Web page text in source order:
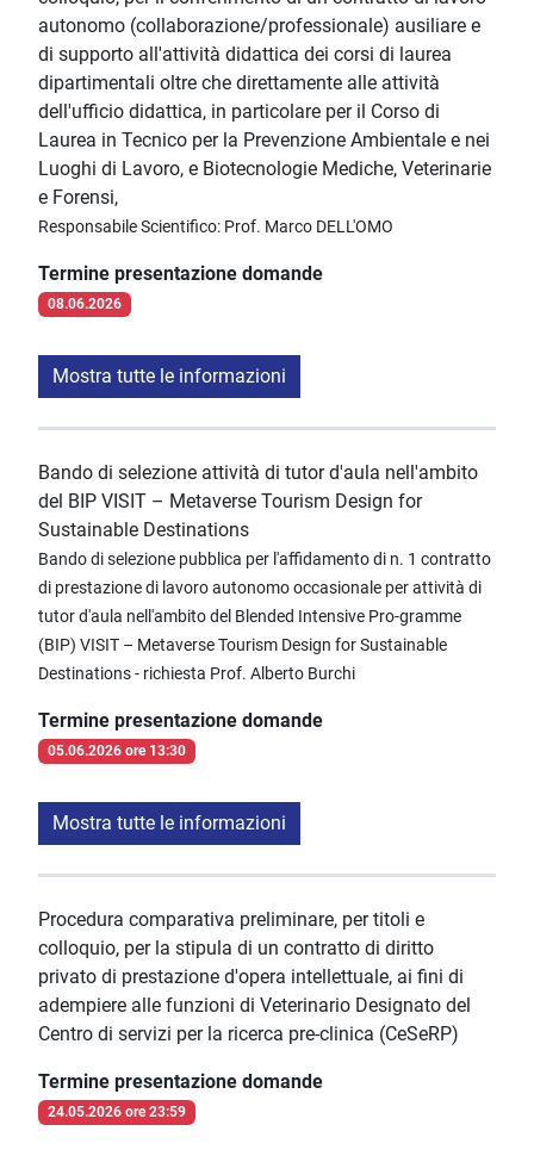
autonomo (collaborazione/professionale) ausiliare e
di supporto all'attività didattica dei corsi di laurea
dipartimentali oltre che direttamente alle attività
dell'ufficio didattica, in particolare per il Corso di
Laurea in Tecnico per la Prevenzione Ambientale e nei
Luoghi di Lavoro, e Biotecnologie Mediche, Veterinarie
e Forensi,
Responsabile Scientifico: Prof. Marco DELL'OMO
Termine presentazione domande
08.06.2026
Mostra tutte le informazioni
Bando di selezione attività di tutor d'aula nell'ambito
del BIP VISIT – Metaverse Tourism Design for
Sustainable Destinations
Bando di selezione pubblica per l'affidamento di n. 1 contratto
di prestazione di lavoro autonomo occasionale per attività di
tutor d'aula nell'ambito del Blended Intensive Pro-gramme
(BIP) VISIT – Metaverse Tourism Design for Sustainable
Destinations - richiesta Prof. Alberto Burchi
Termine presentazione domande
05.06.2026 ore 13:30
Mostra tutte le informazioni
Procedura comparativa preliminare, per titoli e
colloquio, per la stipula di un contratto di diritto
privato di prestazione d'opera intellettuale, ai fini di
adempiere alle funzioni di Veterinario Designato del
Centro di servizi per la ricerca pre-clinica (CeSeRP)
Termine presentazione domande
24.05.2026 ore 23:59